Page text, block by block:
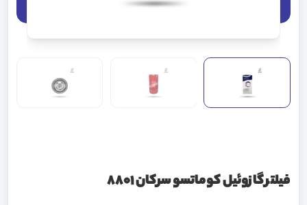
فیلتر گازوئیل کوماتسو سرکان 8801